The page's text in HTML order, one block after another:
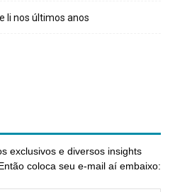
li nos últimos anos
exclusivos e diversos insights
coloca seu e-mail aí embaixo: